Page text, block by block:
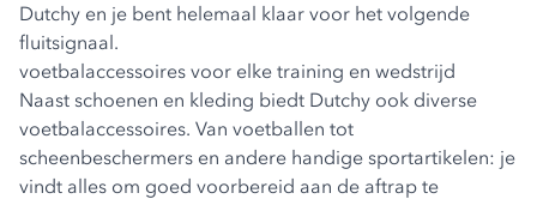
Dutchy en je bent helemaal klaar voor het volgende
fluitsignaal.
voetbalaccessoires voor elke training en wedstrijd
Naast schoenen en kleding biedt Dutchy ook diverse
voetbalaccessoires. Van voetballen tot
scheenbeschermers en andere handige sportartikelen: je
vindt alles om goed voorbereid aan de aftrap te